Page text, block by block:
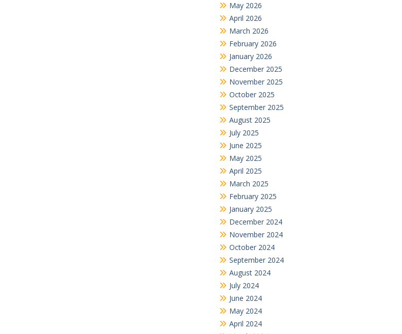
May 2026
April 2026
March 2026
February 2026
January 2026
December 2025
November 2025
October 2025
September 2025
August 2025
July 2025
June 2025
May 2025
April 2025
March 2025
February 2025
January 2025
December 2024
November 2024
October 2024
September 2024
August 2024
July 2024
June 2024
May 2024
April 2024